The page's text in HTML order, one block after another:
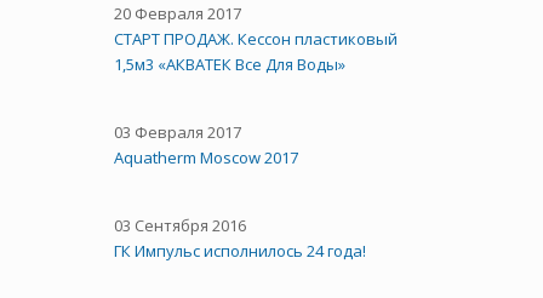
20 Февраля 2017
СТАРТ ПРОДАЖ. Кессон пластиковый
1,5м3 «АКВАТЕК Все Для Воды»
03 Февраля 2017
Aquatherm Moscow 2017
03 Сентября 2016
ГК Импульс исполнилось 24 года!